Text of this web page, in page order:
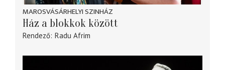
MAROSVÁSÁRHELYI SZINHÁZ
Ház a blokkok között
Rendező Radu Afrim